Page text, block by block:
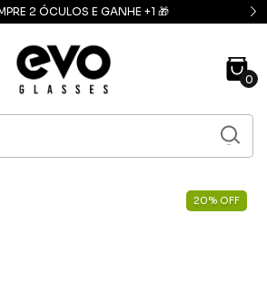
GRÁTIS: compras acima de R$139,90
0
20% OFF